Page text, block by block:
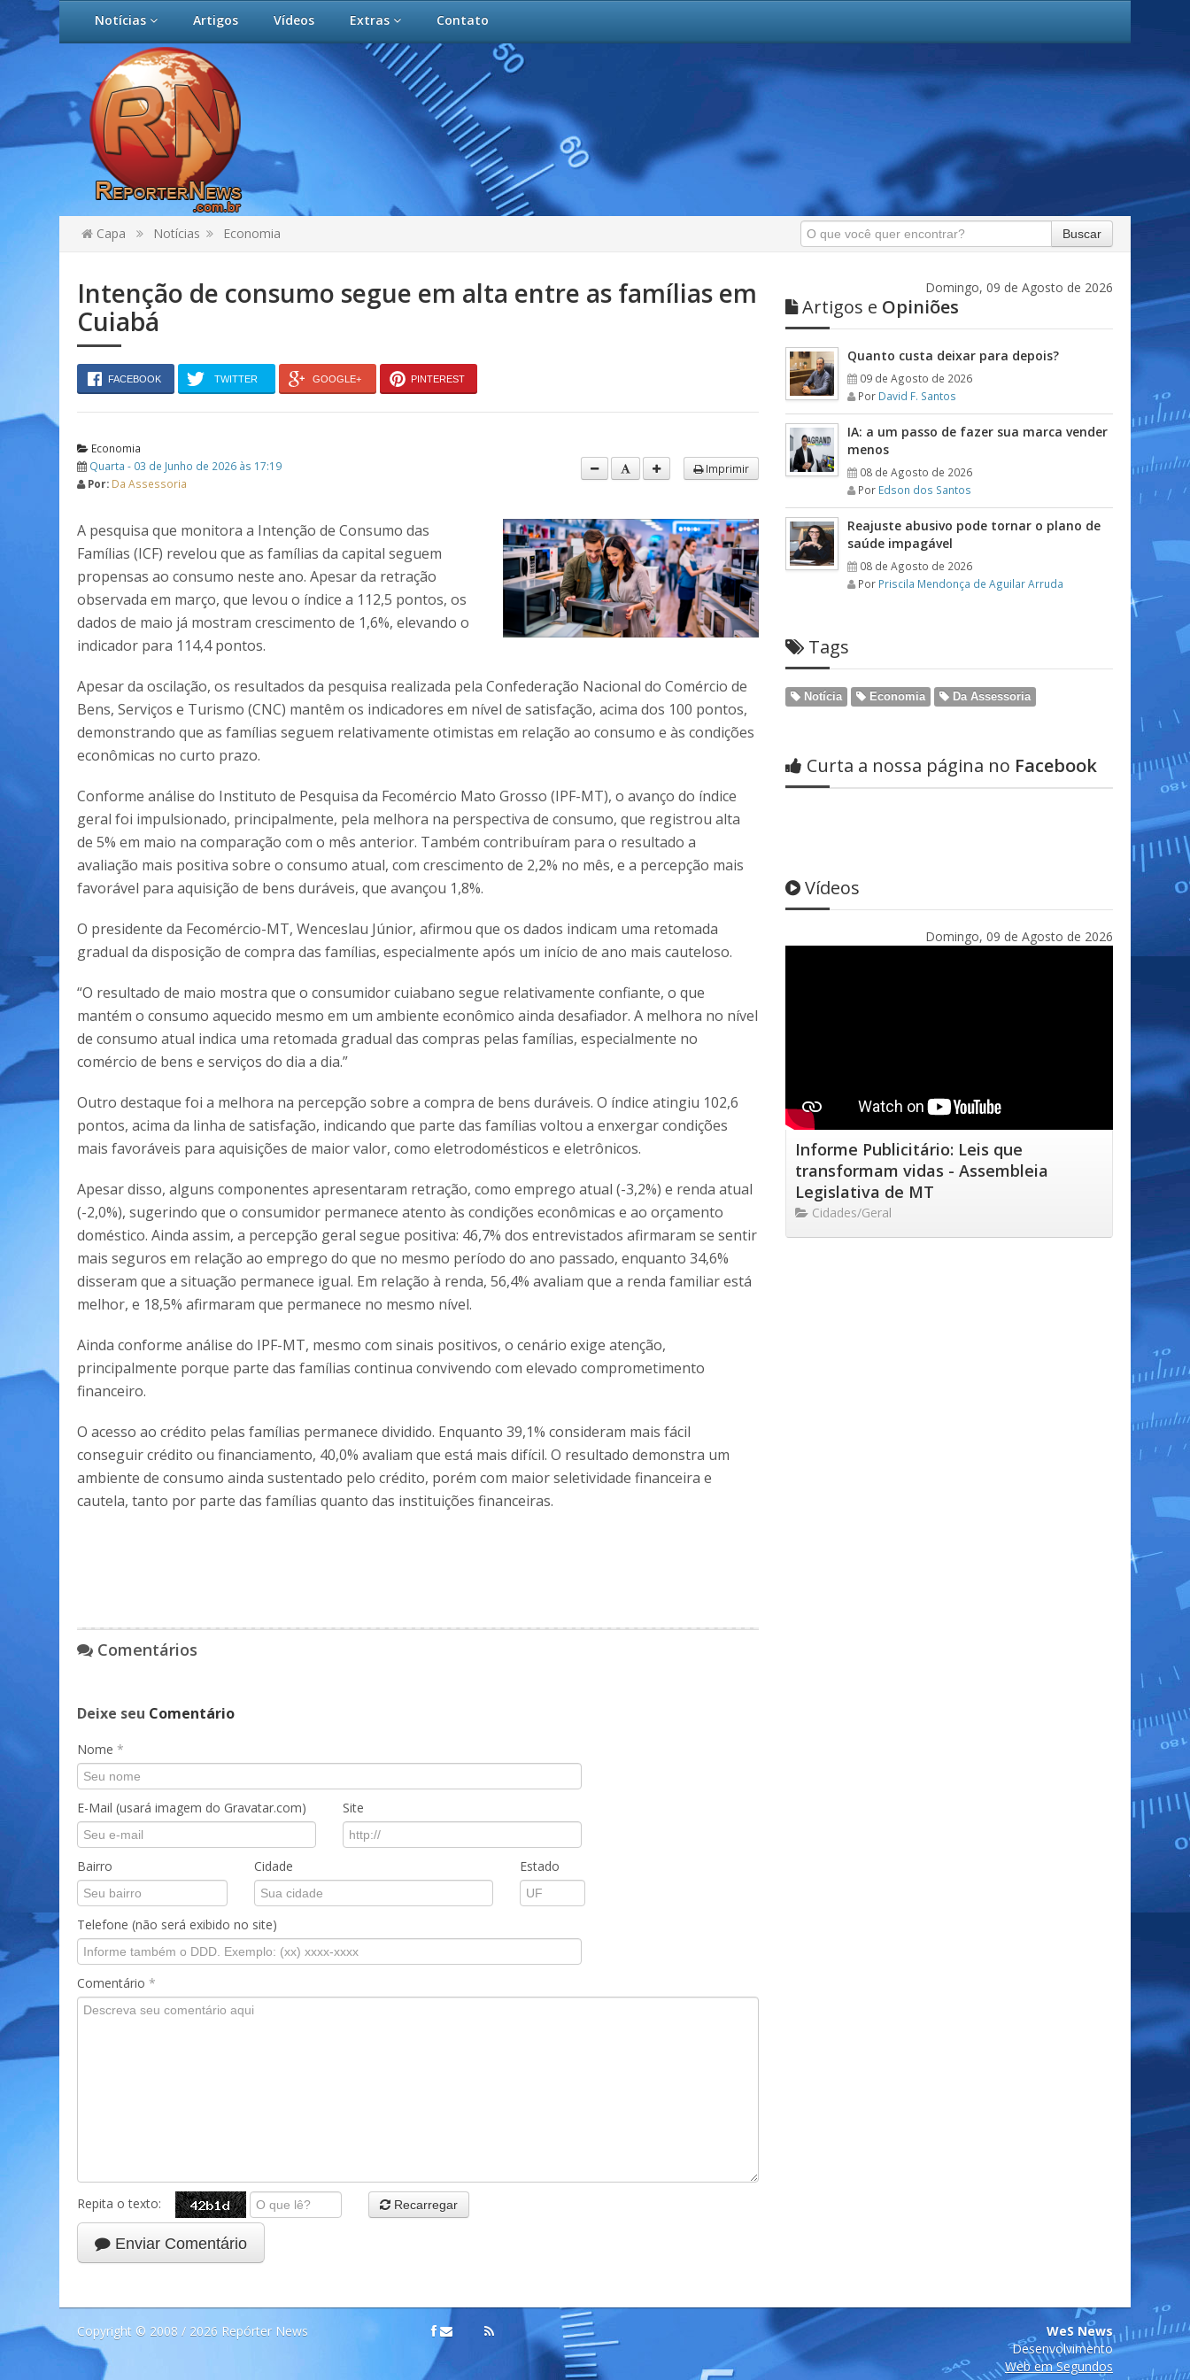
Notícias Artigos Vídeos Extras Contato
Capa Notícias Economia Buscar
Intenção de consumo segue em alta entre as famílias em
Cuiabá
FACEBOOK TWITTER GOOGLE+ PINTEREST
Economia
Quarta - 03 de Junho de 2026 às 17:19
Por: Da Assessoria
Imprimir
A pesquisa que monitora a Intenção de Consumo das
Famílias (ICF) revelou que as famílias da capital seguem
propensas ao consumo neste ano. Apesar da retração
observada em março, que levou o índice a 112,5 pontos, os
dados de maio já mostram crescimento de 1,6%, elevando o
indicador para 114,4 pontos.
Apesar da oscilação, os resultados da pesquisa realizada pela Confederação Nacional do Comércio de
Bens, Serviços e Turismo (CNC) mantêm os indicadores em nível de satisfação, acima dos 100 pontos,
demonstrando que as famílias seguem relativamente otimistas em relação ao consumo e às condições
econômicas no curto prazo.
Conforme análise do Instituto de Pesquisa da Fecomércio Mato Grosso (IPF-MT), o avanço do índice
geral foi impulsionado, principalmente, pela melhora na perspectiva de consumo, que registrou alta
de 5% em maio na comparação com o mês anterior. Também contribuíram para o resultado a
avaliação mais positiva sobre o consumo atual, com crescimento de 2,2% no mês, e a percepção mais
favorável para aquisição de bens duráveis, que avançou 1,8%.
O presidente da Fecomércio-MT, Wenceslau Júnior, afirmou que os dados indicam uma retomada
gradual da disposição de compra das famílias, especialmente após um início de ano mais cauteloso.
“O resultado de maio mostra que o consumidor cuiabano segue relativamente confiante, o que
mantém o consumo aquecido mesmo em um ambiente econômico ainda desafiador. A melhora no nível
de consumo atual indica uma retomada gradual das compras pelas famílias, especialmente no
comércio de bens e serviços do dia a dia.”
Outro destaque foi a melhora na percepção sobre a compra de bens duráveis. O índice atingiu 102,6
pontos, acima da linha de satisfação, indicando que parte das famílias voltou a enxergar condições
mais favoráveis para aquisições de maior valor, como eletrodomésticos e eletrônicos.
Apesar disso, alguns componentes apresentaram retração, como emprego atual (-3,2%) e renda atual
(-2,0%), sugerindo que o consumidor permanece atento às condições econômicas e ao orçamento
doméstico. Ainda assim, a percepção geral segue positiva: 46,7% dos entrevistados afirmaram se sentir
mais seguros em relação ao emprego do que no mesmo período do ano passado, enquanto 34,6%
disseram que a situação permanece igual. Em relação à renda, 56,4% avaliam que a renda familiar está
melhor, e 18,5% afirmaram que permanece no mesmo nível.
Ainda conforme análise do IPF-MT, mesmo com sinais positivos, o cenário exige atenção,
principalmente porque parte das famílias continua convivendo com elevado comprometimento
financeiro.
O acesso ao crédito pelas famílias permanece dividido. Enquanto 39,1% consideram mais fácil
conseguir crédito ou financiamento, 40,0% avaliam que está mais difícil. O resultado demonstra um
ambiente de consumo ainda sustentado pelo crédito, porém com maior seletividade financeira e
cautela, tanto por parte das famílias quanto das instituições financeiras.
Comentários
Deixe seu Comentário
Nome *
E-Mail (usará imagem do Gravatar.com) Site
Bairro Cidade Estado
Telefone (não será exibido no site)
Comentário *
Repita o texto: Recarregar
Enviar Comentário
Domingo, 09 de Agosto de 2026
Artigos e Opiniões
Quanto custa deixar para depois?
09 de Agosto de 2026
Por David F. Santos
IA: a um passo de fazer sua marca vender
menos
08 de Agosto de 2026
Por Edson dos Santos
Reajuste abusivo pode tornar o plano de
saúde impagável
08 de Agosto de 2026
Por Priscila Mendonça de Aguilar Arruda
Tags
Notícia Economia Da Assessoria
Curta a nossa página no Facebook
Vídeos
Domingo, 09 de Agosto de 2026
Informe Publicitário: Leis que
transformam vidas - Assembleia
Legislativa de MT
Cidades/Geral
Copyright © 2008 / 2026 Repórter News
WeS News
Desenvolvimento
Web em Segundos